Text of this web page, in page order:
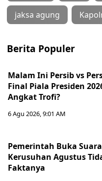
jaksa agung
Berita Populer
Malam Ini Persib vs
Final Piala Presiden
Angkat Trofi?
6 Agu 2026, 9:01 AM
Pemerintah Buka
Kerusuhan Agustus
Faktanya